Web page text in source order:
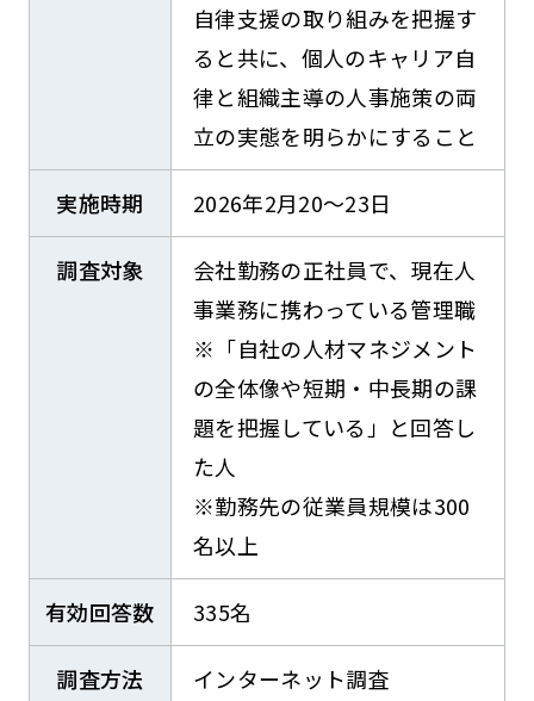
自律支援の取り組みを把握す
ると共に、個人のキャリア自
律と組織主導の人事施策の両
立の実態を明らかにすること
実施時期 2026年2月20～23日
調査対象
会社勤務の正社員で、現在人
事業務に携わっている管理職
※「自社の人材マネジメント
の全体像や短期・中長期の課
題を把握している」と回答し
た人
※勤務先の従業員規模は300
名以上
有効回答数 335名
調査方法 インターネット調査